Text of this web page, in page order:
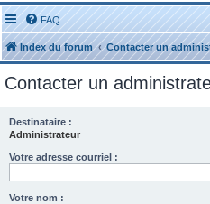
FAQ
Index du forum Contacter un
Contacter un
Destinataire :
Administrateur
Votre adresse courriel :
Votre nom :